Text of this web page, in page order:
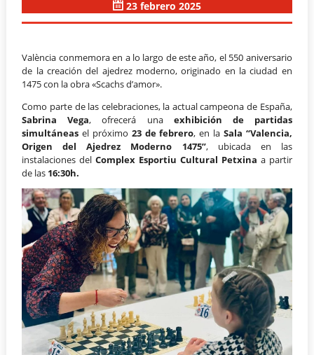
23 febrero 2025
València conmemora en a lo largo de este año, el 550 aniversario
de la creación del ajedrez moderno, originado en la ciudad en
1475 con la obra «Scachs d’amor».
Como parte de las celebraciones, la actual campeona de España,
Sabrina Vega, ofrecerá una exhibición de partidas
simultáneas el próximo 23 de febrero, en la Sala “Valencia,
Origen del Ajedrez Moderno 1475”, ubicada en las
instalaciones delComplex Esportiu Cultural Petxina a partir
de las 16:30h.